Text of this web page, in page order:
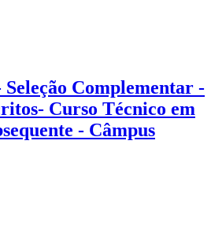
Complementar -
Curso Técnico em
- Câmpus